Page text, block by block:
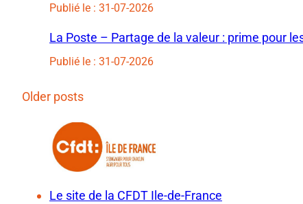
Publié le : 31-07-2026
La Poste – Partage de la valeur : prime pour
Publié le : 31-07-2026
Older posts
Le site de la CFDT Ile-de-France